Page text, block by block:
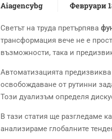
Aiagencybg Февруари
Светът на труда претърпява
трансформация вече не е
възможности, така и
Автоматизацията
освобождаване от рутинни
Този дуализъм определя
В тази статия ще разгледаме
анализираме глобалните